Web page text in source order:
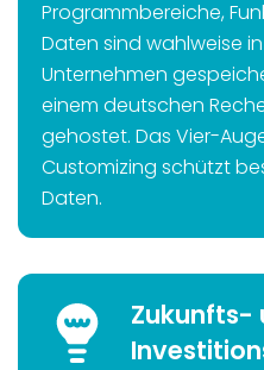
Programmbereiche,
Daten sind wahlweise
Unternehmen
einem deutschen
gehostet. Das Vier-
Customizing schützt
Daten.
Zukunfts-